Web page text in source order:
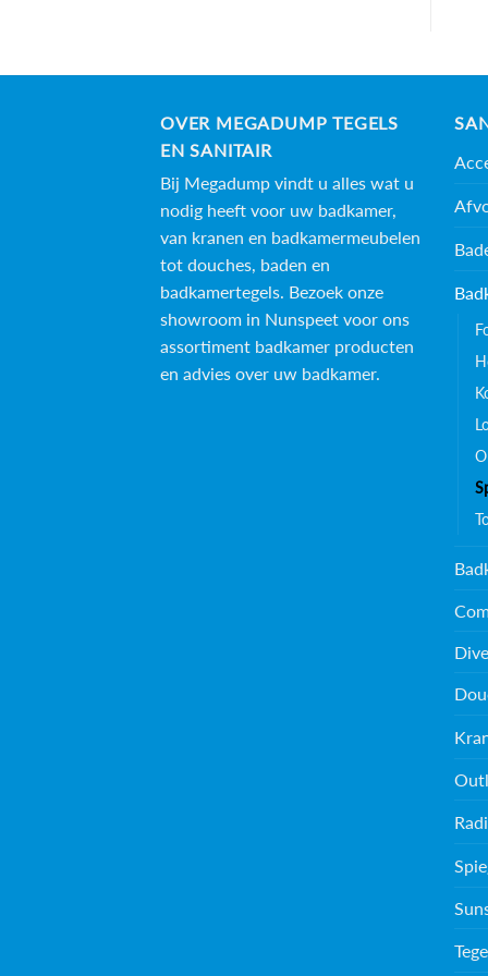
OVER MEGADUMP TEGELS
EN SANITAIR
Bij Megadump vindt u alles wat u
nodig heeft voor uw badkamer,
van kranen en badkamermeubelen
tot douches, baden en
badkamertegels . Bezoek onze
showroom in Nunspeet voor ons
assortiment badkamer producten
en advies over uw badkamer.